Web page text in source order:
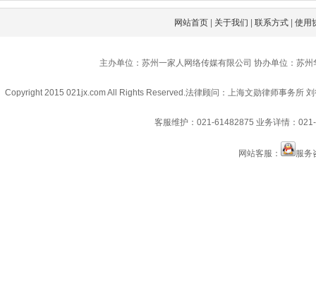
网站首页 关于我们 |联系方式 |使用
主办单位：苏州一家人网络传媒有限公司 协办单位：苏
Copyright 2015 021jx.com All Rights Reserved.法律顾问：上海文勋律师事务所
客服维护：021-61482875 业务详情：
网站客服： 服务